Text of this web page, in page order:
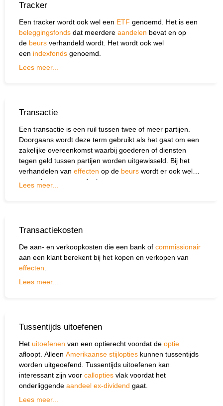
vermenigvuldig je de uitkomst met 100. Zo komt je op een
jaarlijks rendement van 24%.
Tracker
Een tracker wordt ook wel een ETF genoemd. Het is een
beleggingsfonds dat meerdere aandelen bevat en op
de beurs verhandeld wordt. Het wordt ook wel
een indexfonds genoemd.
Lees meer...
Transactie
Een transactie is een ruil tussen twee of meer partijen.
Doorgaans wordt deze term gebruikt als het gaat om een
zakelijke overeenkomst waarbij goederen of diensten
tegen geld tussen partijen worden uitgewisseld. Bij het
verhandelen van effecten op de beurs wordt er ook wel
gesproken over een deal.
Lees meer...
Transactiekosten
De aan- en verkoopkosten die een bank of commissionair
aan een klant berekent bij het kopen en verkopen van
effecten
Lees meer...
Tussentijds uitoefenen
Het uitoefenen van een optierecht voordat de optie
afloopt. Alleen Amerikaanse stijlopties kunnen tussentijds
worden uitgeoefend. Tussentijds uitoefenen kan
interessant zijn voor callopties vlak voordat het
onderliggende aandeel ex-dividend gaat.
Lees meer...